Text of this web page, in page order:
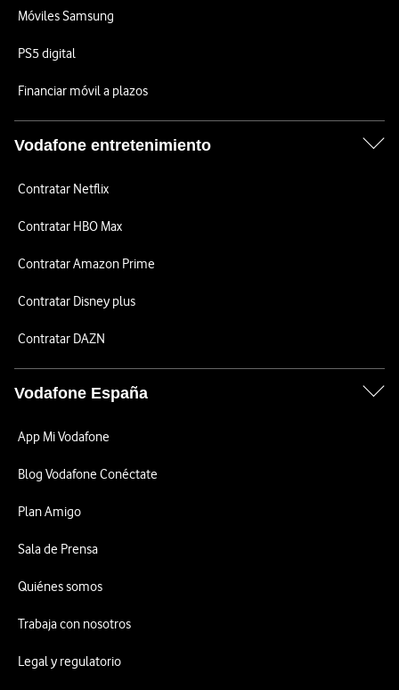
Móviles Samsung
PS5 digital
Financiar móvil a plazos
Vodafone entretenimiento
Contratar Netflix
Contratar HBO Max
Contratar Amazon Prime
Contratar Disney plus
Contratar DAZN
Vodafone España
App Mi Vodafone
Blog Vodafone Conéctate
Plan Amigo
Sala de Prensa
Quiénes somos
Trabaja con nosotros
Legal y regulatorio